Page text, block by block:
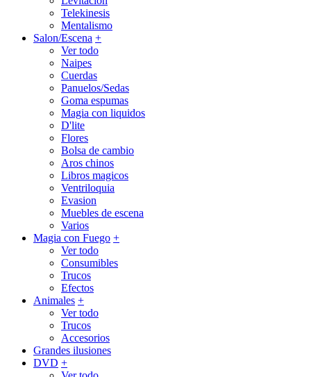
Telekinesis
Mentalismo
Salon/Escena +
Ver todo
Naipes
Cuerdas
Panuelos/Sedas
Goma espumas
Magia con liquidos
D'lite
Flores
Bolsa de cambio
Aros chinos
Libros magicos
Ventriloquia
Evasion
Muebles de escena
Varios
Magia con Fuego +
Ver todo
Consumibles
Trucos
Efectos
Animales +
Ver todo
Trucos
Accesorios
Grandes ilusiones
DVD +